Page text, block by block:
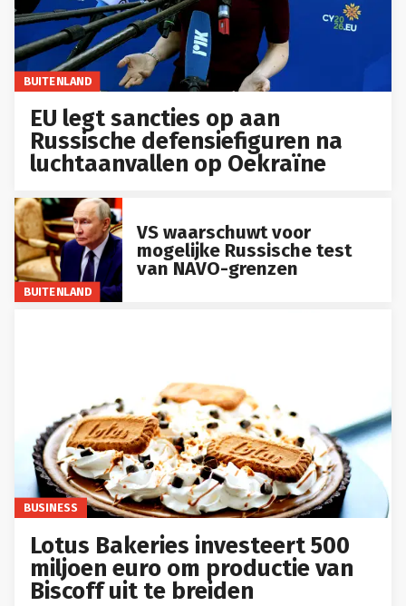
BUITENLAND
EU legt sancties op aan
Russische defensiefiguren na
luchtaanvallen op Oekraïne
BUITENLAND
VS waarschuwt voor
mogelijke Russische test
van NAVO-grenzen
BUSINESS
Lotus Bakeries investeert 500
miljoen euro om productie van
Biscoff uit te breiden